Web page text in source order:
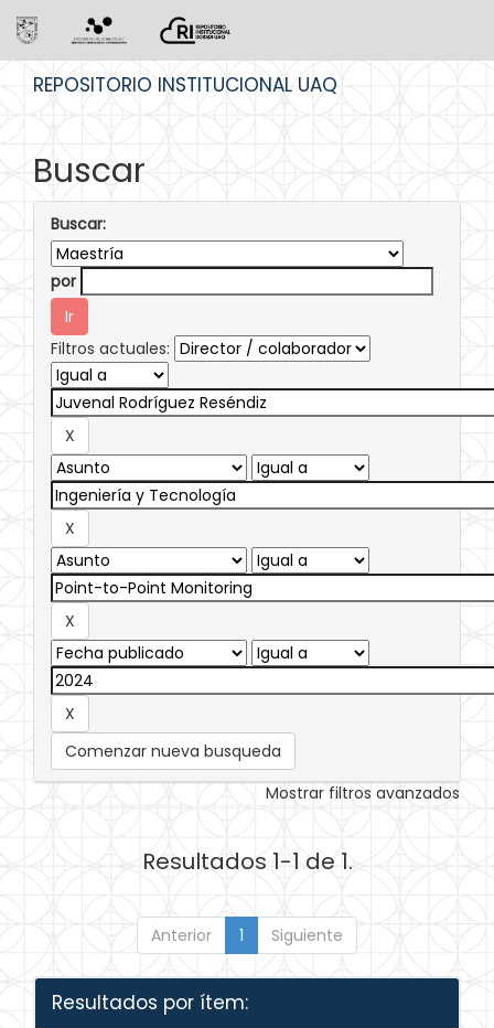
REPOSITORIO INSTITUCIONAL UAQ
Buscar
Buscar:
por
Filtros actuales:
Comenzar nueva busqueda
Mostrar filtros avanzados
Resultados 1-1 de 1.
Anterior 1 Siguiente
Resultados por ítem: